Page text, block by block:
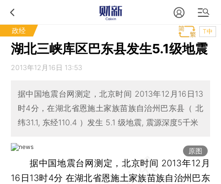
政经 T中
湖北三峡库区巴东县发生5.1级地震
2013年12月16日 13:53
据中国地震台网测定，北京时间 2013年12月16日13
时4分，在湖北省恩施土家族苗族自治州巴东县（ 北
纬31.1, 东经110.4 ）发生 5.1 级地震, 震源深度5千米
原图
据中国地震台网测定，北京时间 2013年12月
16日13时4分 在湖北省恩施土家族苗族自治州巴东